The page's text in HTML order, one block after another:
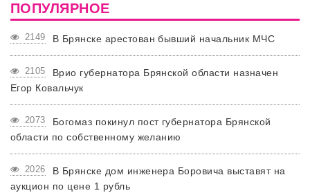
ПОПУЛЯРНОЕ
2149 В Брянске арестован бывший начальник МЧС
2105
Врио губернатора Брянской области назначен
Егор Ковальчук
2073
Богомаз покинул пост губернатора Брянской
области по собственному желанию
2026
В Брянске дом инженера Боровича выставят на
аукцион по цене 1 рубль